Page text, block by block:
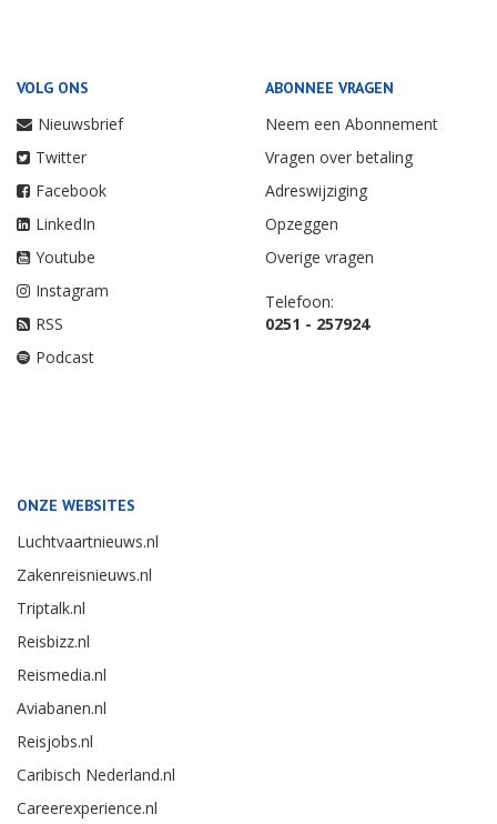
VOLG ONS
Nieuwsbrief
Twitter
Facebook
LinkedIn
Youtube
Instagram
RSS
Podcast
ABONNEE VRAGEN
Neem een Abonnement
Vragen over betaling
Adreswijziging
Opzeggen
Overige vragen
Telefoon:
0251 - 257924
ONZE WEBSITES
Luchtvaartnieuws.nl
Zakenreisnieuws.nl
Triptalk.nl
Reisbizz.nl
Reismedia.nl
Aviabanen.nl
Reisjobs.nl
Caribisch Nederland.nl
Careerexperience.nl